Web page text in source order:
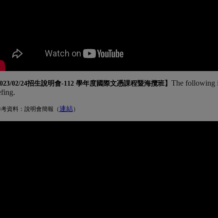
02/24招生說明會-112 學年度國際文憑課程暨海攬班】 The following
考資料：說明會簡報（連結(另開新視窗)
）